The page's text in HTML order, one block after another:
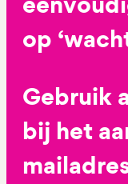
op
Gebruik
bij het